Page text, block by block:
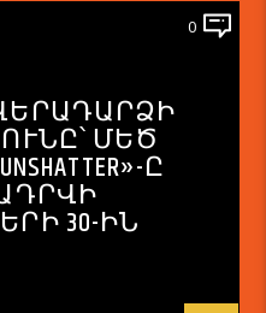
0
Ի ՎԵՐԱԴԱՐՁԻ
ՄԵԾ
Ը
30-ԻՆ